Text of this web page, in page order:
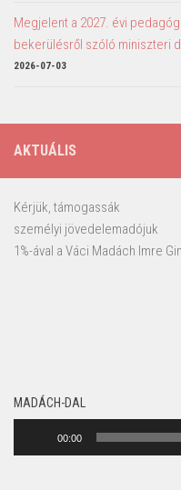
Megjelent a 2027. évi
bekerülésről szóló miniszteri
2026-07-03
AKTUÁLIS
Kérjük, támogassák
személyi jövedelemadójuk
1%-ával a Váci Madách Imre
MADÁCH-DAL
00:00